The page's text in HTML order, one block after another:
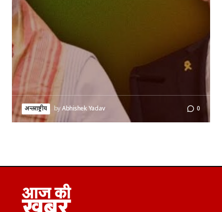
अन्तर्राष्ट्रीय byAbhishek Yadav 0